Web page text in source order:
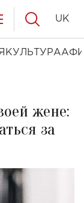
КУЛЬТУРА
UK
жене:
за